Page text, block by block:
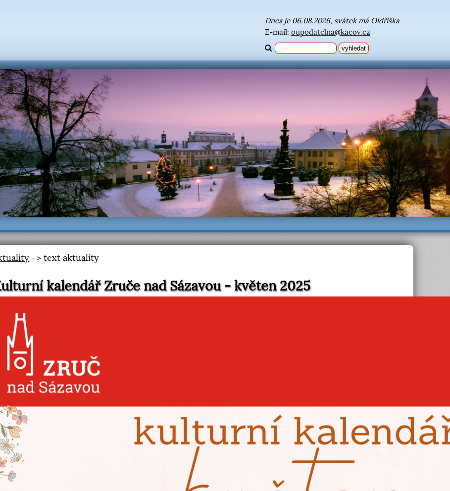
Dnes je 06.08.2026, svátek má Oldřiška
E-mail: oupodatelna@kacov.cz
-> text aktuality
kalendář Zruče nad Sázavou - květen 2025